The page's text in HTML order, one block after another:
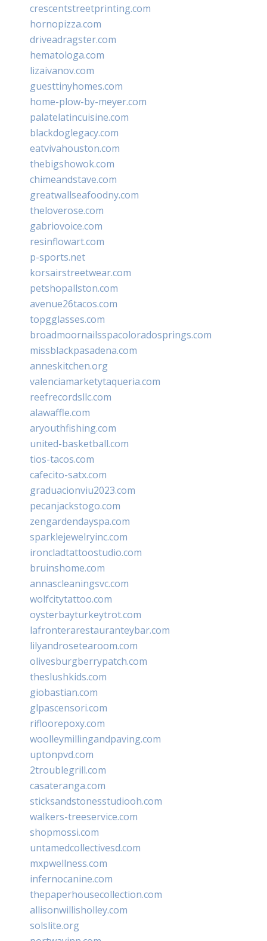
crescentstreetprinting.com
hornopizza.com
driveadragster.com
hematologa.com
lizaivanov.com
guesttinyhomes.com
home-plow-by-meyer.com
palatelatincuisine.com
blackdoglegacy.com
eatvivahouston.com
thebigshowok.com
chimeandstave.com
greatwallseafoodny.com
theloverose.com
gabriovoice.com
resinflowart.com
p-sports.net
korsairstreetwear.com
petshopallston.com
avenue26tacos.com
topgglasses.com
broadmoornailsspacoloradosprings.com
missblackpasadena.com
anneskitchen.org
valenciamarketytaqueria.com
reefrecordsllc.com
alawaffle.com
aryouthfishing.com
united-basketball.com
tios-tacos.com
cafecito-satx.com
graduacionviu2023.com
pecanjackstogo.com
zengardendayspa.com
sparklejewelryinc.com
ironcladtattoostudio.com
bruinshome.com
annascleaningsvc.com
wolfcitytattoo.com
oysterbayturkeytrot.com
lafronterarestauranteybar.com
lilyandrosetearoom.com
olivesburgberrypatch.com
theslushkids.com
giobastian.com
glpascensori.com
rifloorepoxy.com
woolleymillingandpaving.com
uptonpvd.com
2troublegrill.com
casateranga.com
sticksandstonesstudiooh.com
walkers-treeservice.com
shopmossi.com
untamedcollectivesd.com
mxpwellness.com
infernocanine.com
thepaperhousecollection.com
allisonwillisholley.com
solslite.org